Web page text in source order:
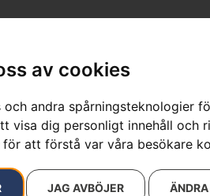
av cookies
och andra spårningsteknologier
visa dig personligt innehåll och
att förstå var våra besökare
JAG AVBÖJER